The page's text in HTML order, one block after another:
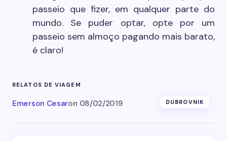
passeio que fizer, em qualquer parte do
mundo. Se puder optar, opte por um
passeio sem almoço pagando mais barato,
é claro!
RELATOS DE VIAGEM
Emerson Cesaron 08/02/2019 DUBROVNIK